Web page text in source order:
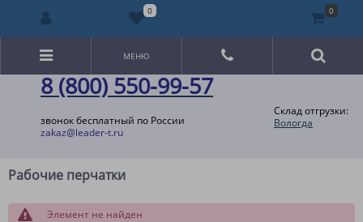
8 (800) 550-99-57
звонок бесплатный по России
zakaz@leader-t.ru
Склад отгрузки:
Вологда
МЕНЮ
Рабочие перчатки
Элемент не найден
0 0